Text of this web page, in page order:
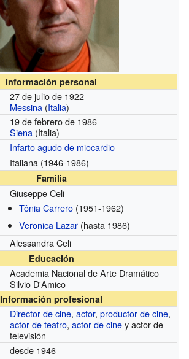
Información personal
27 de julio de 1922
Messina (Italia)
19 de febrero de 1986
Siena (Italia)
Infarto agudo de miocardio
Italiana (1946-1986)
Familia
Giuseppe Celi
Tônia Carrero (1951-1962)
Veronica Lazar (hasta 1986)
Alessandra Celi
Educación
Academia Nacional de Arte Dramático
Silvio D'Amico
Información profesional
Director de cine,actor,productor de cine,
actor de teatro,actor de ciney actor de
televisión
desde 1946